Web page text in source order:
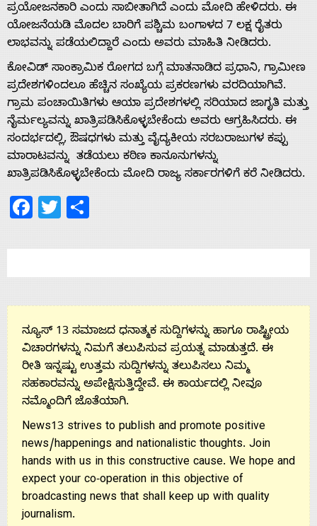
Us
Advertise
With
s
Contact
Us
ಪ್ರಯೋಜನಕಾರಿ ಎಂದು ಸಾಬೀತಾಗಿದೆ ಎಂದು ಮೋದಿ ಹೇಳಿದರು. ಈ
ಯೋಜನೆಯಡಿ ಮೊದಲ ಬಾರಿಗೆ ಪಶ್ಚಿಮ ಬಂಗಾಳದ 7 ಲಕ್ಷ ರೈತರು
ಲಾಭವನ್ನು ಪಡೆಯಲಿದ್ದಾರೆ ಎಂದು ಅವರು ಮಾಹಿತಿ ನೀಡಿದರು.
ಕೋವಿಡ್ ಸಾಂಕ್ರಾಮಿಕ ರೋಗದ ಬಗ್ಗೆ ಮಾತನಾಡಿದ ಪ್ರಧಾನಿ, ಗ್ರಾಮೀಣ
ಪ್ರದೇಶಗಳಿಂದಲೂ ಹೆಚ್ಚಿನ ಸಂಖ್ಯೆಯ ಪ್ರಕರಣಗಳು ವರದಿಯಾಗಿವೆ.
ಗ್ರಾಮ ಪಂಚಾಯಿತಿಗಳು ಆಯಾ ಪ್ರದೇಶಗಳಲ್ಲಿ ಸರಿಯಾದ ಜಾಗೃತಿ ಮತ್ತು
ನೈರ್ಮಲ್ಯವನ್ನು ಖಾತ್ರಿಪಡಿಸಿಕೊಳ್ಳಬೇಕೆಂದು ಅವರು ಆಗ್ರಹಿಸಿದರು. ಈ
ಸಂದರ್ಭದಲ್ಲಿ, ಔಷಧಗಳು ಮತ್ತು ವೈದ್ಯಕೀಯ ಸರಬರಾಜುಗಳ ಕಪ್ಪು
ಮಾರಾಟವನ್ನು ತಡೆಯಲು ಕಠಿಣ ಕಾನೂನುಗಳನ್ನು
ಖಾತ್ರಿಪಡಿಸಿಕೊಳ್ಳಬೇಕೆಂದು ಮೋದಿ ರಾಜ್ಯ ಸರ್ಕಾರಗಳಿಗೆ ಕರೆ ನೀಡಿದರು.
Facebook
Twitter
ನ್ಯೂಸ್ 13 ಸಮಾಜದ ಧನಾತ್ಮಕ ಸುದ್ದಿಗಳನ್ನು ಹಾಗೂ ರಾಷ್ಟ್ರೀಯ
ವಿಚಾರಗಳನ್ನು ನಿಮಗೆ ತಲುಪಿಸುವ ಪ್ರಯತ್ನ ಮಾಡುತ್ತದೆ. ಈ
ರೀತಿ ಇನ್ನಷ್ಟು ಉತ್ತಮ ಸುದ್ದಿಗಳನ್ನು ತಲುಪಿಸಲು ನಿಮ್ಮ
ಸಹಕಾರವನ್ನು ಅಪೇಕ್ಷಿಸುತ್ತಿದ್ದೇವೆ. ಈ ಕಾರ್ಯದಲ್ಲಿ ನೀವೂ
ನಮ್ಮೊಂದಿಗೆ ಜೊತೆಯಾಗಿ.
News13 strives to publish and promote positive
news/happenings and nationalistic thoughts. Join
hands with us in this constructive cause. We hope and
expect your co-operation in this objective of
broadcasting news that shall keep up with quality
journalism.